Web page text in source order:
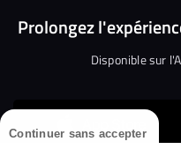
Continuer sans accepter
Prolongez
Disponible sur